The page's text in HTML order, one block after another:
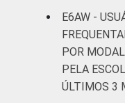
E6AW -
POR
PELA
ÚLTIMOS 3